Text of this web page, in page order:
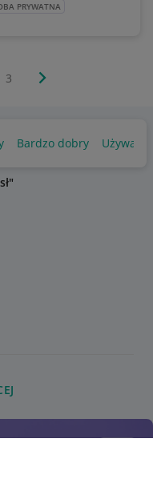
PRYWATNA
3 Następna strona
Bardzo dobry Używany